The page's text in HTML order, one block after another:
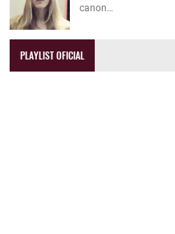
canon…
PLAYLIST OFICIAL